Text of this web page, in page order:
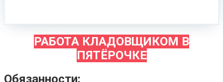
РАБОТА КЛАДОВЩИКОМ В
ПЯТЁРОЧКЕ
Обязанности: